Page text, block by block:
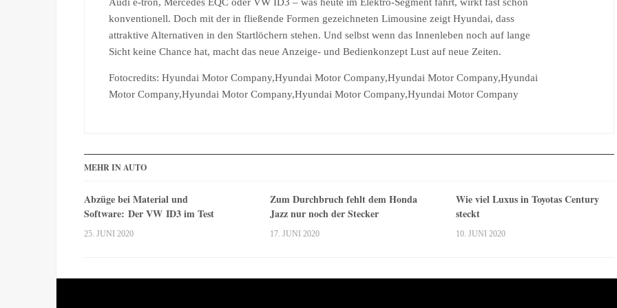
konventionell. Doch mit der in fließende Formen gezeichneten Limousine zeigt Hyundai, dass
attraktive Alternativen in den Startlöchern stehen. Und selbst wenn das Innenleben noch auf lange
Sicht keine Chance hat, macht das neue Anzeige- und Bedienkonzept Lust auf neue Zeiten.
Fotocredits: Hyundai Motor Company,Hyundai Motor Company,Hyundai Motor Company,Hyundai
Motor Company,Hyundai Motor Company,Hyundai Motor Company,Hyundai Motor Company
MEHR IN AUTO
Abzüge bei Material und
Software: Der VW ID3 im Test
25. JUNI 2020
Zum Durchbruch fehlt dem Honda
Jazz nur noch der Stecker
17. JUNI 2020
Wie viel Luxus in Toyotas Century
steckt
10. JUNI 2020